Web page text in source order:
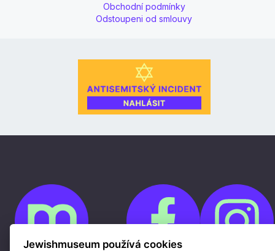
Obchodní podmínky
Odstoupeni od smlouvy
Jewishmuseum používá cookies